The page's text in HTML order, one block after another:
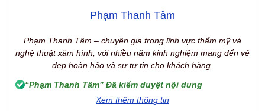
Phạm Thanh Tâm
Phạm Thanh Tâm – chuyên gia trong lĩnh vực thẩm mỹ và
nghệ thuật xăm hình, với nhiều năm kinh nghiệm mang đến vẻ
đẹp hoàn hảo và sự tự tin cho khách hàng.
“Phạm Thanh Tâm” Đã kiểm duyệt nội dung
Xem thêm thông tin